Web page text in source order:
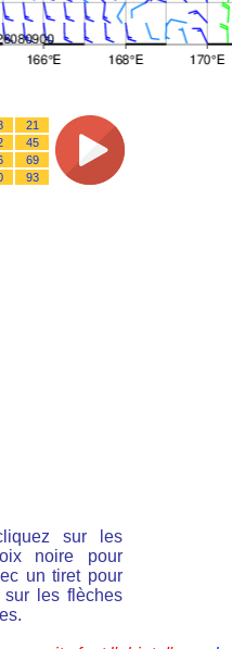
21
45
69
93
sur les
noire pour
un tiret pour
les flèches